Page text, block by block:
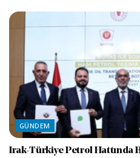
GÜNDEM
Irak-Türkiye Petrol Hattında